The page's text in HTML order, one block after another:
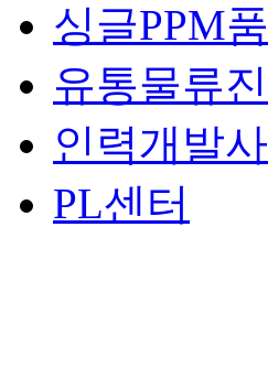
싱글PPM
유통물류
인력개발
PL센터